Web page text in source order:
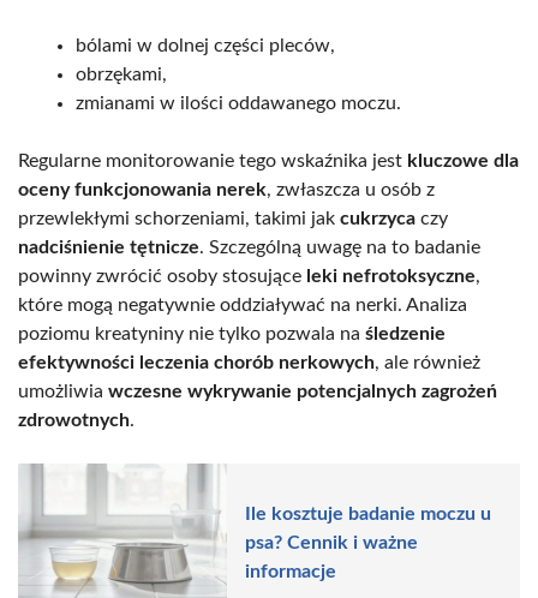
bólami w dolnej części pleców,
obrzękami,
zmianami w ilości oddawanego moczu.
Regularne monitorowanie tego wskaźnika jest kluczowe dla
oceny funkcjonowania nerek, zwłaszcza u osób z
przewlekłymi schorzeniami, takimi jak cukrzyca czy
nadciśnienie tętnicze. Szczególną uwagę na to badanie
powinny zwrócić osoby stosujące leki nefrotoksyczne,
które mogą negatywnie oddziaływać na nerki. Analiza
poziomu kreatyniny nie tylko pozwala na śledzenie
efektywności leczenia chorób nerkowych, ale również
umożliwia wczesne wykrywanie potencjalnych zagrożeń
zdrowotnych.
Ile kosztuje badanie moczu u
psa? Cennik i ważne
informacje